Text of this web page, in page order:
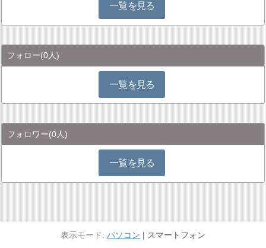
一覧を見る
フォロー(0人)
一覧を見る
フォロワー(0人)
一覧を見る
パソコン スマートフォン